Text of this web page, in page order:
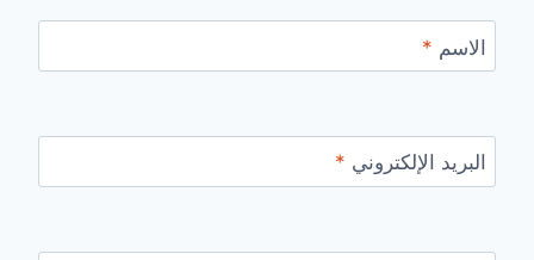
الاسم *
البريد الإلكتروني *